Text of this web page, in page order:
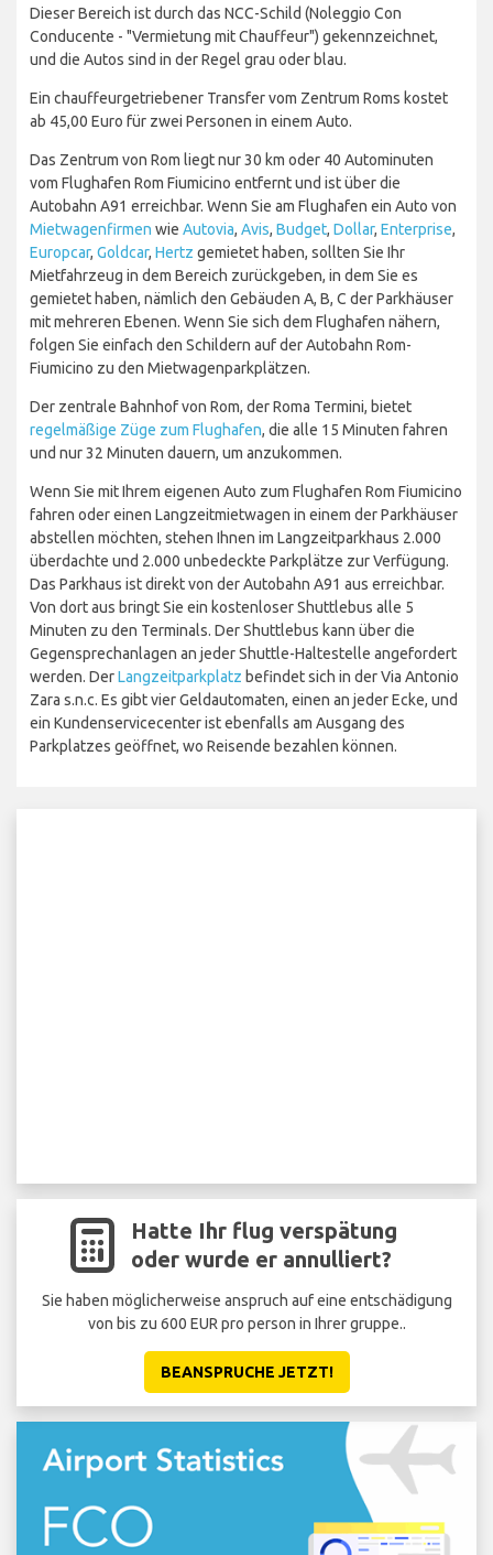
Dieser Bereich ist durch das NCC-Schild (Noleggio Con
Conducente - "Vermietung mit Chauffeur") gekennzeichnet,
und die Autos sind in der Regel grau oder blau.
Ein chauffeurgetriebener Transfer vom Zentrum Roms kostet
ab 45,00 Euro für zwei Personen in einem Auto.
Das Zentrum von Rom liegt nur 30 km oder 40 Autominuten
vom Flughafen Rom Fiumicino entfernt und ist über die
Autobahn A91 erreichbar. Wenn Sie am Flughafen ein Auto von
Mietwagenfirmen wie Autovia, Avis, Budget, Dollar, Enterprise,
Europcar, Goldcar, Hertz gemietet haben, sollten Sie Ihr
Mietfahrzeug in dem Bereich zurückgeben, in dem Sie es
gemietet haben, nämlich den Gebäuden A, B, C der Parkhäuser
mit mehreren Ebenen. Wenn Sie sich dem Flughafen nähern,
folgen Sie einfach den Schildern auf der Autobahn Rom-
Fiumicino zu den Mietwagenparkplätzen.
Der zentrale Bahnhof von Rom, der Roma Termini, bietet
regelmäßige Züge zum Flughafen, die alle 15 Minuten fahren
und nur 32 Minuten dauern, um anzukommen.
Wenn Sie mit Ihrem eigenen Auto zum Flughafen Rom Fiumicino
fahren oder einen Langzeitmietwagen in einem der Parkhäuser
abstellen möchten, stehen Ihnen im Langzeitparkhaus 2.000
überdachte und 2.000 unbedeckte Parkplätze zur Verfügung.
Das Parkhaus ist direkt von der Autobahn A91 aus erreichbar.
Von dort aus bringt Sie ein kostenloser Shuttlebus alle 5
Minuten zu den Terminals. Der Shuttlebus kann über die
Gegensprechanlagen an jeder Shuttle-Haltestelle angefordert
werden. DerLangzeitparkplatz befindet sich in der Via Antonio
Zara s.n.c. Es gibt vier Geldautomaten, einen an jeder Ecke, und
ein Kundenservicecenter ist ebenfalls am Ausgang des
Parkplatzes geöffnet, wo Reisende bezahlen können.
Hatte Ihr flug verspätung
oder wurde er annulliert?
Sie haben möglicherweise anspruch auf eine entschädigung
von bis zu 600 EUR pro person in Ihrer gruppe..
BEANSPRUCHE JETZT!